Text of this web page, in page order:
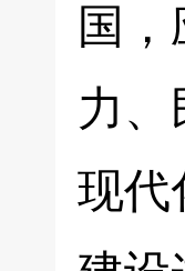
国
力
现代